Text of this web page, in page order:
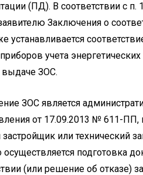
(ПД). В соответствии с
Заключения о
устанавливается
учета
выдаче ЗОС.
ЗОС является
от 17.09.2013 № 611-
застройщик или технический
осуществляется подготовка
(или решение об отказе)